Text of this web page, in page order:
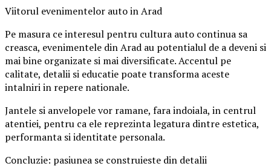
Viitorul evenimentelor auto in Arad
Pe masura ce interesul pentru cultura auto continua sa
creasca, evenimentele din Arad au potentialul de a deveni si
mai bine organizate si mai diversificate. Accentul pe
calitate, detalii si educatie poate transforma aceste
intalniri in repere nationale.
Jantele si anvelopele vor ramane, fara indoiala, in centrul
atentiei, pentru ca ele reprezinta legatura dintre estetica,
performanta si identitate personala.
Concluzie: pasiunea se construieste din detalii